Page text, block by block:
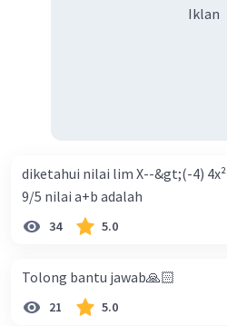
Iklan
diketahui nilai lim X--&gt;(-4)
9/5 nilai a+b adalah
34 5.0
Tolong bantu jawab🙏🏻
21 5.0